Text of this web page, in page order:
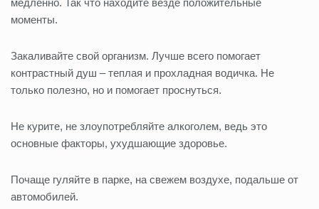
медленно. Так что находите везде положительные
моменты.
Закаливайте свой организм. Лучше всего помогает
контрастный душ – теплая и прохладная водичка. Не
только полезно, но и помогает проснуться.
Не курите, не злоупотребляйте алкоголем, ведь это
основные факторы, ухудшающие здоровье.
Почаще гуляйте в парке, на свежем воздухе, подальше от
автомобилей.